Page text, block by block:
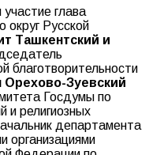
глава
округ Русской
Ташкентский и
благотворительности
Орехово-Зуевский
Госдумы по
и религиозных
департамента
организациями